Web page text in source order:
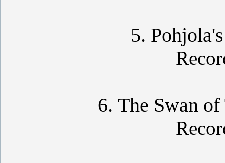
5.
6. The Swan